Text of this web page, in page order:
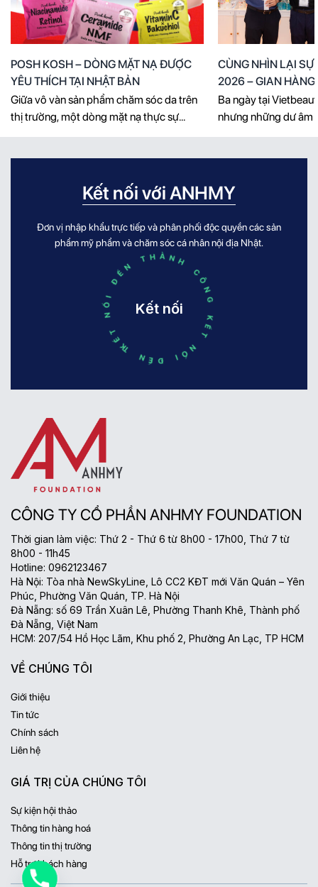
POSH KOSH – DÒNG MẶT NẠ ĐƯỢC
YÊU THÍCH TẠI NHẬT BẢN
Giữa vô vàn sản phẩm chăm sóc da trên
thị trường, một dòng mặt nạ thực sự
cầu của làn da. POSH KOSH tạo dấu ấn
bằng cách kết hợp [...]
CÙNG NHÌN LẠI SỰ
2026 – GIAN HÀNG
FOUNDATION
GIỜ HẾT!
Ba ngày tại
nhưng những dư âm
AnhMy Foundation.
triển lãm mỹ phẩm,
Kết nối với ANHMY
Đơn vị nhập khẩu trực tiếp và phân phối độc quyền các sản
phẩm mỹ phẩm và chăm sóc cá nhân nội địa Nhật.
KẾT NỐI ĐẾN THÀNH CÔNG KẾT NỐI ĐẾN THÀNH CÔNG
Kết nối
CÔNG TY CỔ PHẦN ANHMY FOUNDATION
Thời gian làm việc: Thứ 2 - Thứ 6 từ 8h00 - 17h00, Thứ 7 từ
8h00 - 11h45
Hotline: 0962123467
Hà Nội: Tòa nhà NewSkyLine, Lô CC2 KĐT mới Văn Quán – Yên
Phúc, Phường Văn Quán, TP. Hà Nội
Đà Nẵng: số 69 Trần Xuân Lê, Phường Thanh Khê, Thành phố
Đà Nẵng, Việt Nam
HCM: 207/54 Hồ Học Lãm, Khu phố 2, Phường An Lạc, TP HCM
VỀ CHÚNG TÔI
Giới thiệu
Tin tức
Chính sách
Liên hệ
GIÁ TRỊ CỦA CHÚNG TÔI
Sự kiện hội thảo
Thông tin hàng hoá
Thông tin thị trường
Hỗ trợ khách hàng